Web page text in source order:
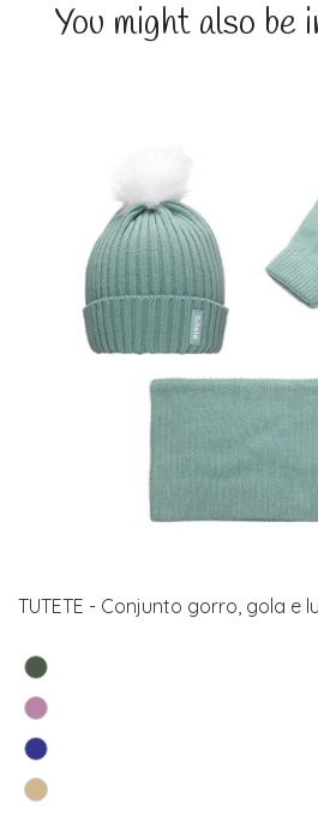
You might also be
TUTETE - Conjunto gorro, gola e